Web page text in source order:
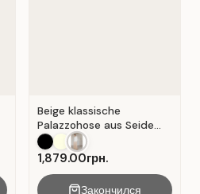
Beige klassische
Palazzohose aus Seide
mit Falten . Beige .
1,879.00грн.
Закончился